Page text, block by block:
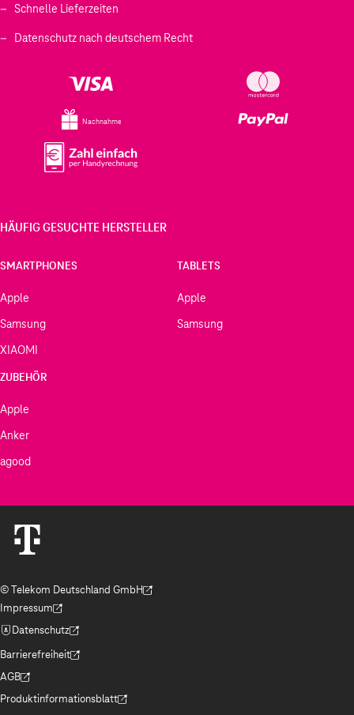
Schnelle Lieferzeiten
Datenschutz nach deutschem Recht
Nachnahme
HÄUFIG GESUCHTE HERSTELLER
SMARTPHONES
Apple
Samsung
XIAOMI
TABLETS
Apple
Samsung
ZUBEHÖR
Apple
Anker
agood
© Telekom Deutschland GmbH
(Der Link wird in einem neuen Tab geöffnet)
Impressum
(Der Link wird in einem neuen Tab geöffnet)
Datenschutz
(Der Link wird in einem neuen Tab geöffnet)
Barrierefreiheit
(Der Link wird in einem neuen Tab geöffnet)
AGB
(Der Link wird in einem neuen Tab geöffnet)
Produktinformationsblatt
(Der Link wird in einem neuen Tab geöffnet)